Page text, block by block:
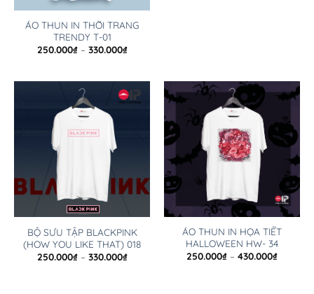
ÁO THUN IN THỜI TRANG
TRENDY T-01
250.000₫ – 330.000₫
BỘ SƯU TẬP BLACKPINK
(HOW YOU LIKE THAT) 018
250.000₫ – 330.000₫
ÁO THUN IN HỌA TIẾT
HALLOWEEN HW- 34
250.000₫ – 430.000₫